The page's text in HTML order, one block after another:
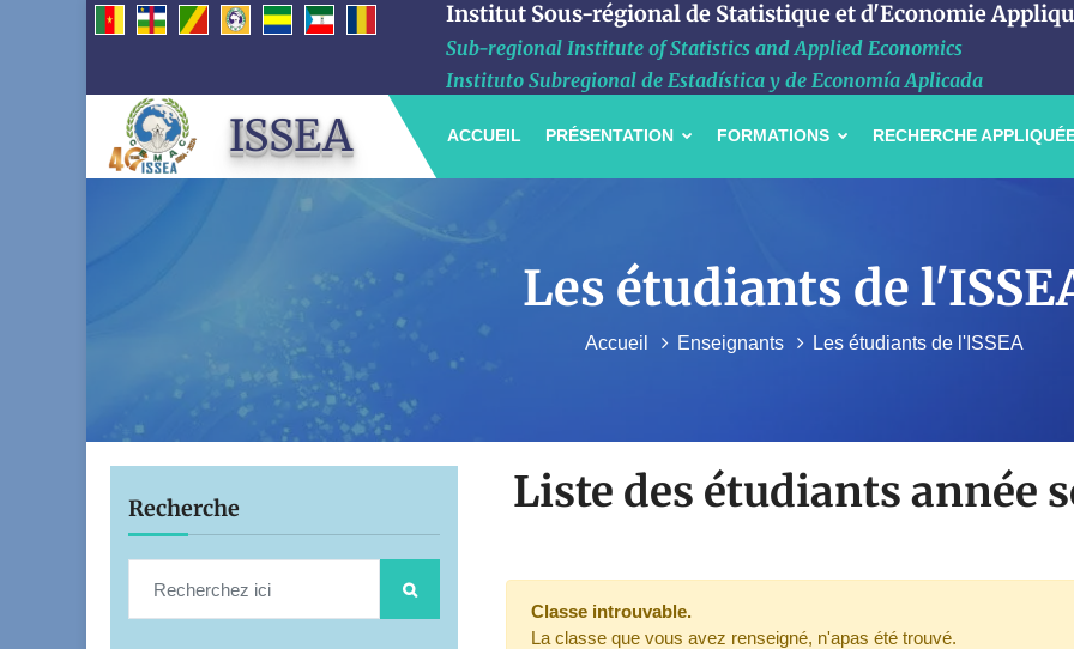
Institut Sous-régional de Statistique et d'Economie
Sub-regional Institute of Statistics and Applied Economics
Instituto Subregional de Estadística y de Economía Aplicada
ISSEA ACCUEIL PRÉSENTATION FORMATIONS RECHERCHE
Les étudiants de
Accueil Enseignants Les étudiants de l'ISSEA
Recherche Liste des étudiants année
Classe introuvable.
La classe que vous avez renseigné, n'apas été trouvé.